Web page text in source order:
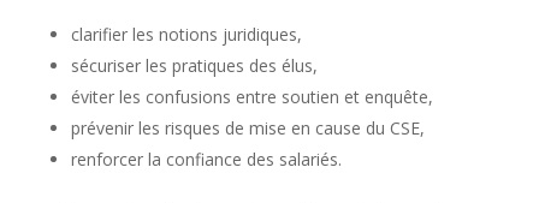
clarifier les notions juridiques,
sécuriser les pratiques des élus,
éviter les confusions entre soutien et enquête,
prévenir les risques de mise en cause du CSE,
renforcer la confiance des salariés.